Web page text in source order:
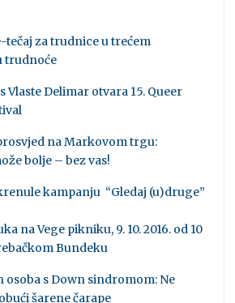
tečaj za trudnice u trećem
trudnoće
Vlaste Delimar otvara 15. Queer
prosvjed na Markovom trgu:
bolje – bez vas!
kampanju “Gledaj (u)druge”
na Vege pikniku, 9. 10. 2016. od 10
Bundeku
osoba s Down sindromom: Ne
šarene čarape